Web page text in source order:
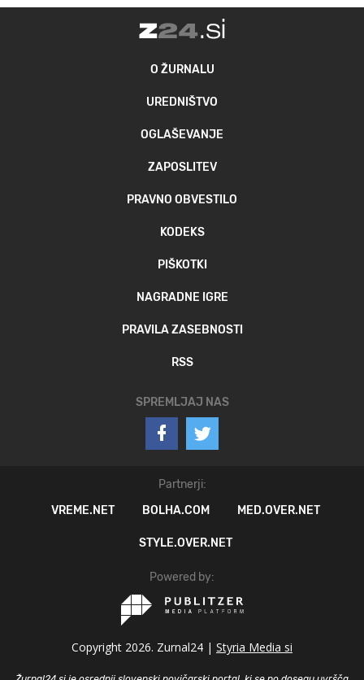
O ŽURNALU
UREDNIŠTVO
OGLAŠEVANJE
ZAPOSLITEV
PRAVNO OBVESTILO
KODEKS
PIŠKOTKI
NAGRADNE IGRE
PRAVILA ZASEBNOSTI
RSS
SPREMLJAJ NAS
Partnerji:
VREME.NET
BOLHA.COM MED.OVER.NET
STYLE.OVER.NET
Powered by:
Copyright 2026. Zurnal24 | Styria Media si